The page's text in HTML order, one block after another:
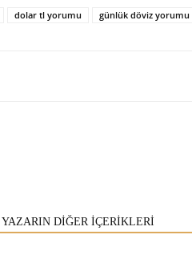
dolar tl yorumu günlük döviz yorumu
YAZARIN DİĞER İÇERİKLERİ